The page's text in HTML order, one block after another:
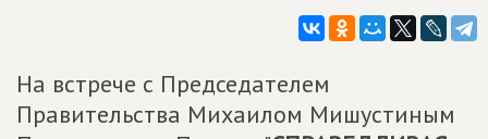
На встрече с Председателем
Правительства Михаилом Мишустиным